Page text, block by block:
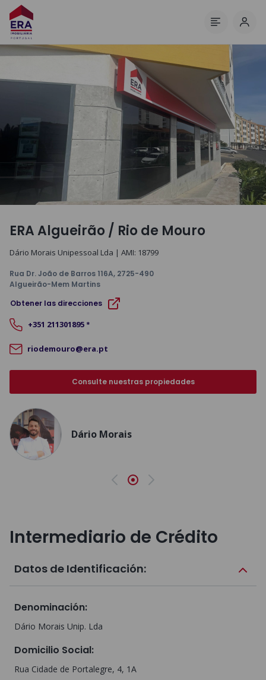
ERA Algueirão / Rio de Mouro
Dário Morais Unipessoal Lda | AMI: 18799
Rua Dr. João de Barros 116A, 2725-490
Algueirão-Mem Martins
Obtener las direcciones
+351 211301895 *
riodemouro@era.pt
Consulte nuestras propiedades
Dário Morais
AnteriorSiguiente
Intermediario de Crédito
Datos de Identificación:
Denominación:
Dário Morais Unip. Lda
Domicilio Social:
Rua Cidade de Portalegre, 4, 1A